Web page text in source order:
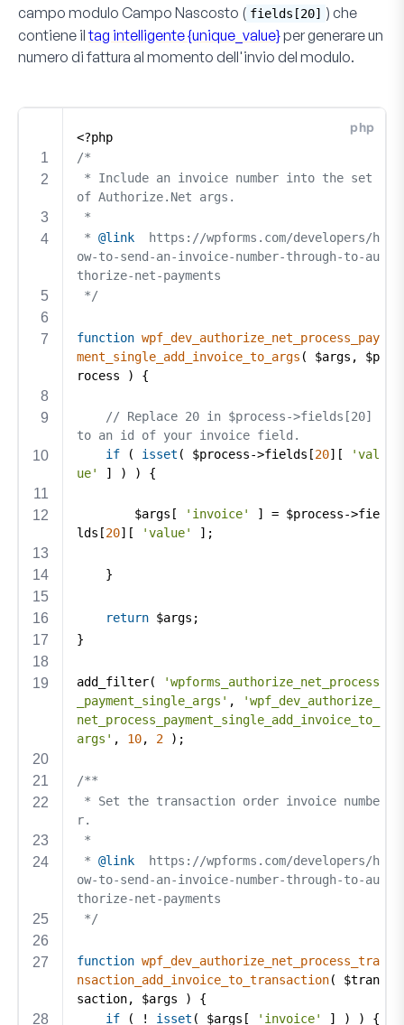
campo modulo Campo Nascosto ( fields[20] ) che
contiene iltag intelligente {unique_value}per generare un
numero di fattura al momento dell'invio del modulo.